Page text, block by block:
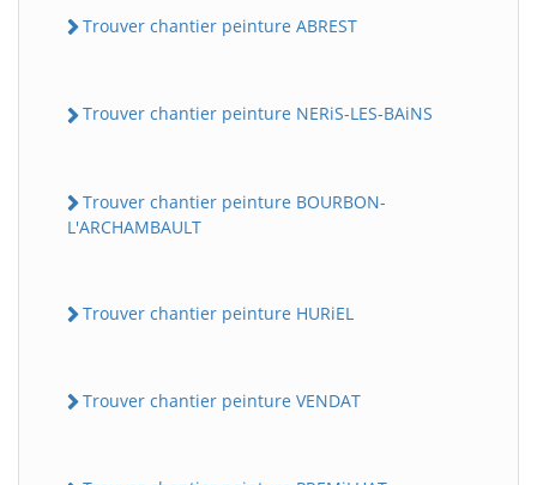
Trouver chantier peinture ABREST
Trouver chantier peinture NERiS-LES-BAiNS
Trouver chantier peinture BOURBON-
L'ARCHAMBAULT
Trouver chantier peinture HURiEL
Trouver chantier peinture VENDAT